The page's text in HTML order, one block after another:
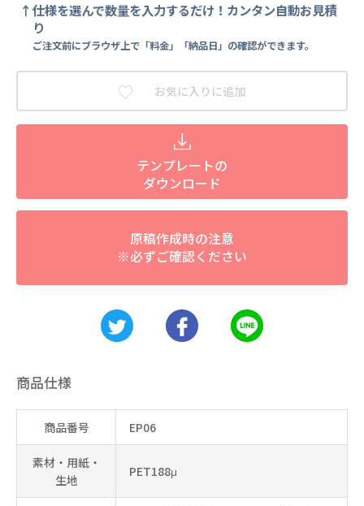
仕様を選んで数量を入力するだけ！カンタン自動お見積
り
ご注文前にブラウザ上で「料金」「納品日」の確認ができます。
お気に入りに追加
テンプレートの
ダウンロード
原稿作成時の注意
※必ずご確認ください
商品仕様
商品番号 EP06
素材・用紙・
生地
PET188μ